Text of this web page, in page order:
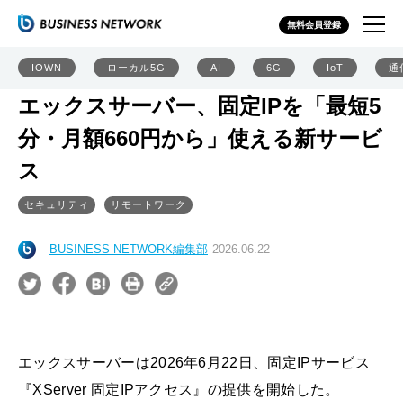
無料会員登録
IOWN ローカル5G AI 6G IoT 通
エックスサーバー、固定IPを「最短5
分・月額660円から」使える新サービ
ス
セキュリティ リモートワーク
BUSINESS NETWORK編集部 2026.06.22
エックスサーバーは2026年6月22日、固定IPサービス
『XServer 固定IPアクセス』の提供を開始した。